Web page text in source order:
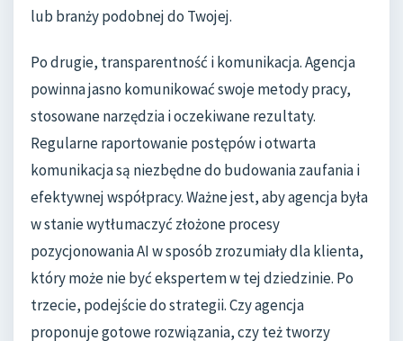
lub branży podobnej do Twojej.
Po drugie, transparentność i komunikacja. Agencja
powinna jasno komunikować swoje metody pracy,
stosowane narzędzia i oczekiwane rezultaty.
Regularne raportowanie postępów i otwarta
komunikacja są niezbędne do budowania zaufania i
efektywnej współpracy. Ważne jest, aby agencja była
w stanie wytłumaczyć złożone procesy
pozycjonowania AI w sposób zrozumiały dla klienta,
który może nie być ekspertem w tej dziedzinie. Po
trzecie, podejście do strategii. Czy agencja
proponuje gotowe rozwiązania, czy też tworzy